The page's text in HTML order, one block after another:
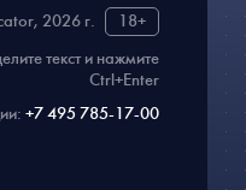
2026 г.
18+
текст и нажмите
Ctrl+Enter
+7 495 785-17-00